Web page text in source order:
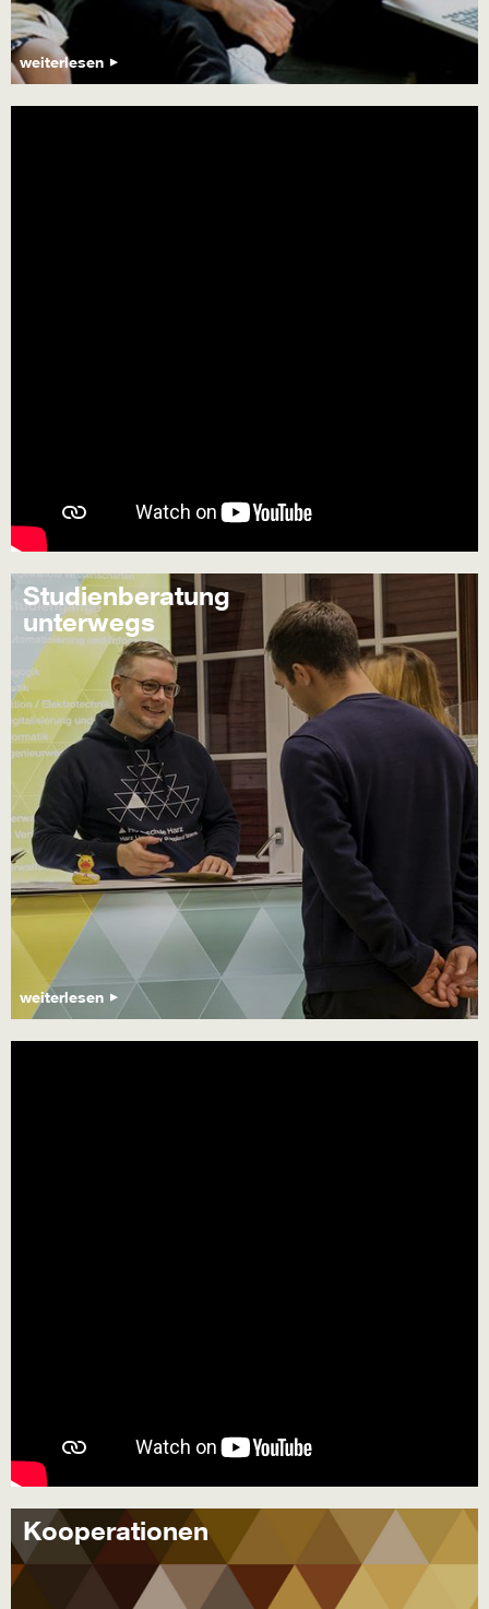
weiterlesen
Studienberatung
unterwegs
weiterlesen
Kooperationen